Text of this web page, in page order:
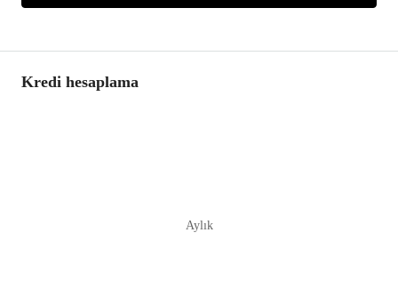
Kredi hesaplama
Aylık